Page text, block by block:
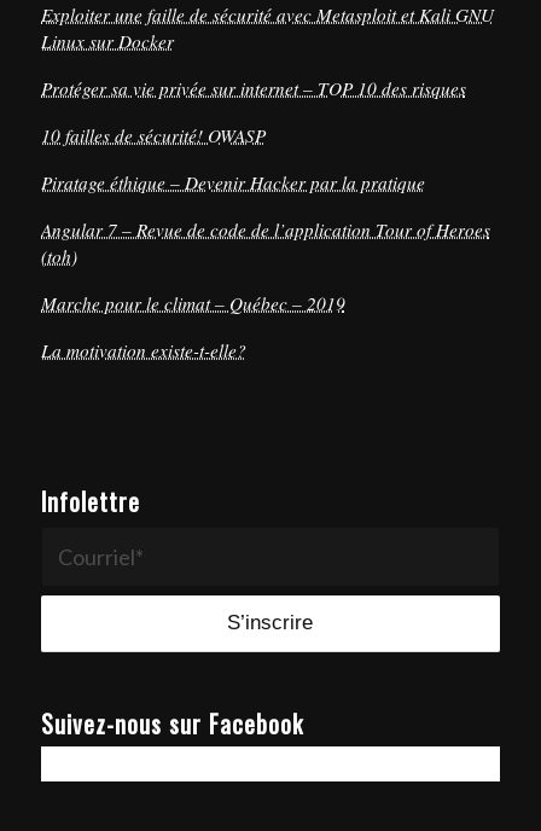
Exploiter une faille de sécurité avec Metasploit et Kali GNU
Linux sur Docker
Protéger sa vie privée sur internet – TOP 10 des risques
10 failles de sécurité! OWASP
Piratage éthique – Devenir Hacker par la pratique
Angular 7 – Revue de code de l’application Tour of Heroes
(toh)
Marche pour le climat – Québec – 2019
La motivation existe-t-elle?
Infolettre
Suivez-nous sur Facebook